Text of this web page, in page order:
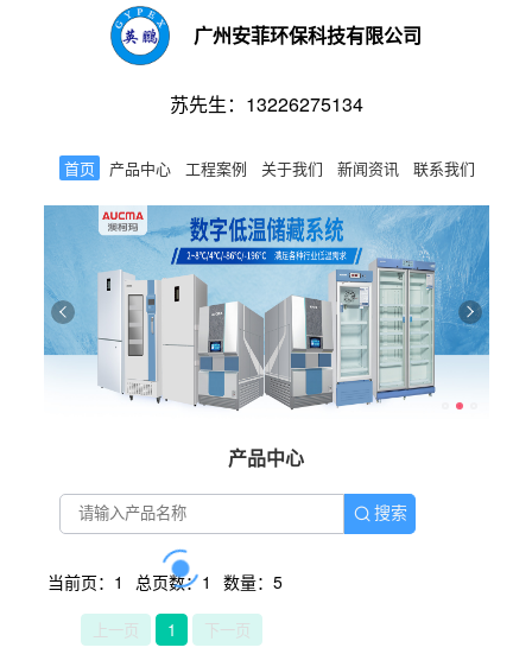
广州安菲环保科技有限公司
苏先生：13226275134
首页 产品中心 工程案例 关于我们 新闻资讯 联系我们
产品中心
搜索
当前页：1 总页数：1 数量：5
上一页 1 下一页